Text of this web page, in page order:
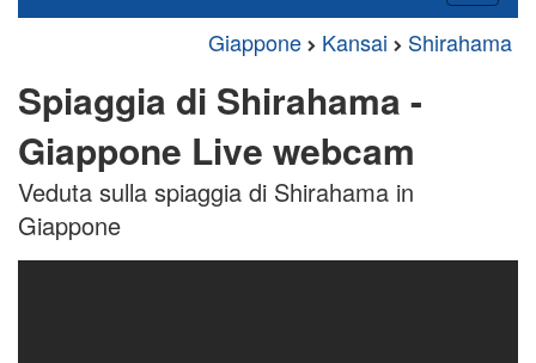
Giappone Kansai Shirahama
Spiaggia di Shirahama -
Giappone Live webcam
Veduta sulla spiaggia di Shirahama in
Giappone